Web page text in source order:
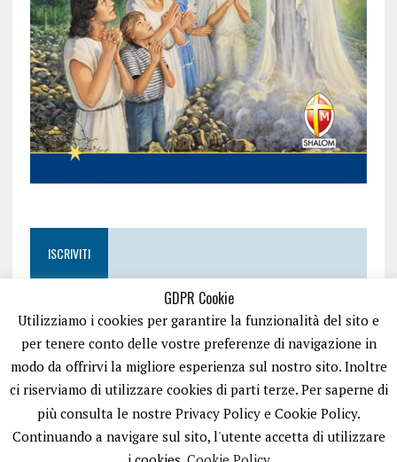
ISCRIVITI
GDPR Cookie
Utilizziamo i cookies per garantire la funzionalità del sito e
per tenere conto delle vostre preferenze di navigazione in
modo da offrirvi la migliore esperienza sul nostro sito. Inoltre
ci riserviamo di utilizzare cookies di parti terze. Per saperne di
più consulta le nostre Privacy Policy e Cookie Policy.
Continuando a navigare sul sito, l'utente accetta di utilizzare